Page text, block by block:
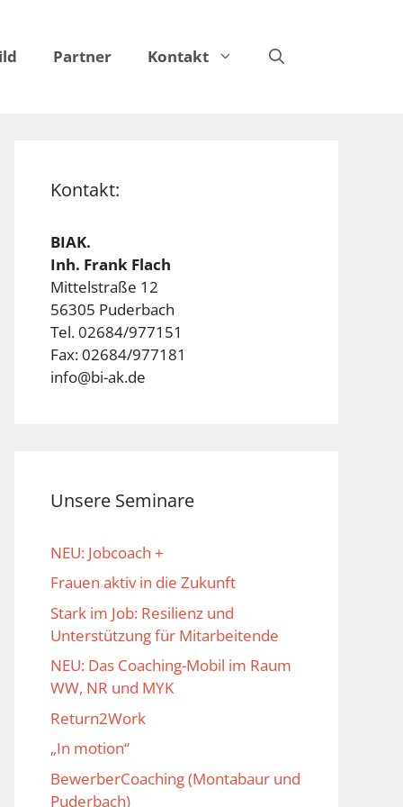
Partner Kontakt
Kontakt:
BIAK.
Inh. Frank Flach
Mittelstraße 12
56305 Puderbach
Tel. 02684/977151
Fax: 02684/977181
info@bi-ak.de
Unsere Seminare
NEU: Jobcoach +
Frauen aktiv in die Zukunft
Stark im Job: Resilienz und
Unterstützung für Mitarbeitende
NEU: Das Coaching-Mobil im Raum
WW, NR und MYK
Return2Work
„In motion“
BewerberCoaching (Montabaur und
Puderbach)